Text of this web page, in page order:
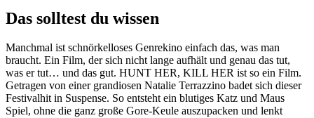
Das solltest du wissen
Manchmal ist schnörkelloses Genrekino einfach das, was man
braucht. Ein Film, der sich nicht lange aufhält und genau das tut,
was er tut… und das gut. HUNT HER, KILL HER ist so ein Film.
Getragen von einer grandiosen Natalie Terrazzino badet sich dieser
Festivalhit in Suspense. So entsteht ein blutiges Katz und Maus
Spiel, ohne die ganz große Gore-Keule auszupacken und lenkt